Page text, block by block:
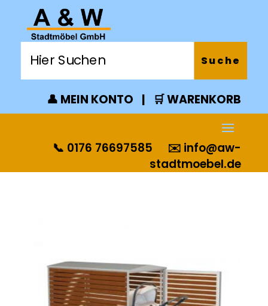
👤 MEIN KONTO | 🛒 WARENKORB
📞 0176 76697585 ✉️ info@aw-
stadtmoebel.de